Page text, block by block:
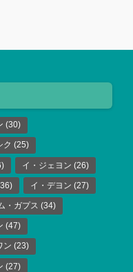
(30)
ク (25)
イ・ジェヨン (26)
イ・デヨン (27)
・ガプス (34)
(47)
ン (23)
(27)